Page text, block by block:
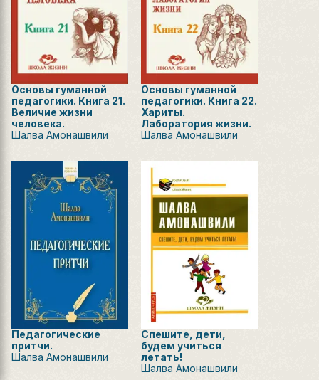
Основы гуманной
педагогики. Книга 21.
Величие жизни
человека.
Шалва Амонашвили
Основы гуманной
педагогики. Книга 22.
Хариты.
Лаборатория жизни.
Шалва Амонашвили
Педагогические
притчи.
Шалва Амонашвили
Спешите, дети,
будем учиться
летать!
Шалва Амонашвили